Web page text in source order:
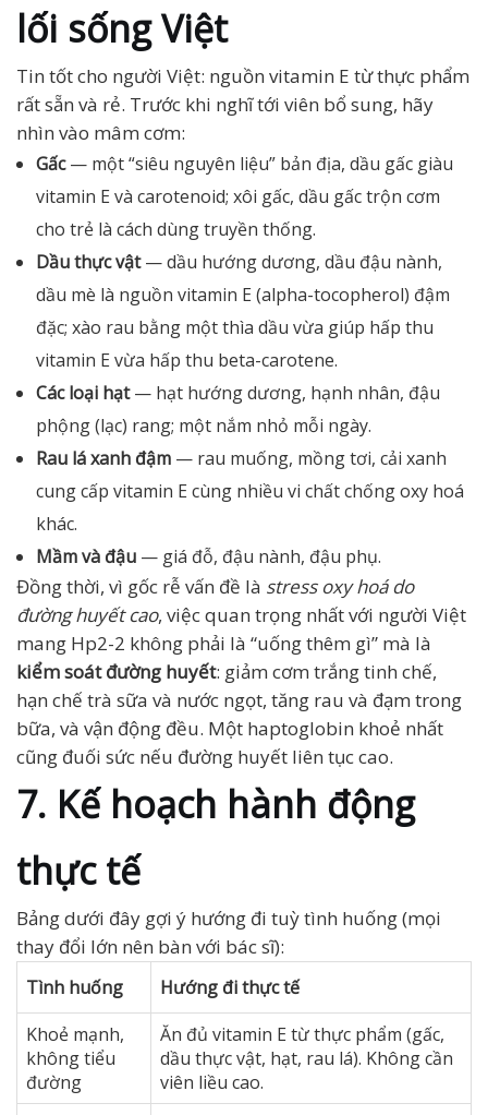
lối sống Việt
Tin tốt cho người Việt: nguồn vitamin E từ thực phẩm
rất sẵn và rẻ. Trước khi nghĩ tới viên bổ sung, hãy
nhìn vào mâm cơm:
Gấc— một “siêu nguyên liệu” bản địa, dầu gấc giàu
vitamin E và carotenoid; xôi gấc, dầu gấc trộn cơm
cho trẻ là cách dùng truyền thống.
Dầu thực vật— dầu hướng dương, dầu đậu nành,
dầu mè là nguồn vitamin E (alpha-tocopherol) đậm
đặc; xào rau bằng một thìa dầu vừa giúp hấp thu
vitamin E vừa hấp thu beta-carotene.
Các loại hạt— hạt hướng dương, hạnh nhân, đậu
phộng (lạc) rang; một nắm nhỏ mỗi ngày.
Rau lá xanh đậm — rau muống, mồng tơi, cải xanh
cung cấp vitamin E cùng nhiều vi chất chống oxy hoá
khác.
Mầm và đậu — giá đỗ, đậu nành, đậu phụ.
Đồng thời, vì gốc rễ vấn đề là stress oxy hoá do
đường huyết cao, việc quan trọng nhất với người Việt
mang Hp2-2 không phải là “uống thêm gì” mà là
kiểm soát đường huyết: giảm cơm trắng tinh chế,
hạn chế trà sữa và nước ngọt, tăng rau và đạm trong
bữa, và vận động đều. Một haptoglobin khoẻ nhất
cũng đuối sức nếu đường huyết liên tục cao.
7. Kế hoạch hành động
thực tế
Bảng dưới đây gợi ý hướng đi tuỳ tình huống (mọi
thay đổi lớn nên bàn với bác sĩ):
Tình huống
Hướng đi thực tế
Khoẻ mạnh,
không tiểu
đường
Ăn đủ vitamin E từ thực phẩm (gấc,
dầu thực vật, hạt, rau lá). Không cần
viên liều cao.